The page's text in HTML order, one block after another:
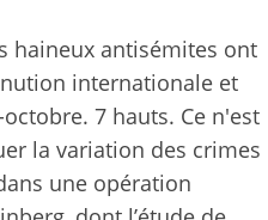
haineux antisémites ont
internationale et
7 hauts. Ce n'est
la variation des crimes
une opération